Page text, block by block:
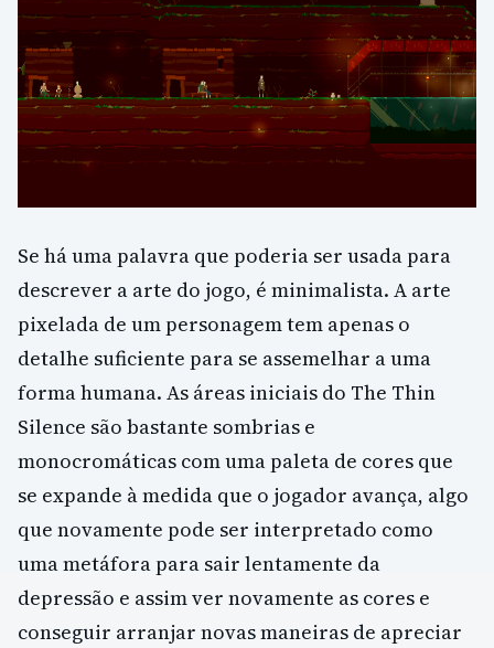
Se há uma palavra que poderia ser usada para
descrever a arte do jogo, é minimalista. A arte
pixelada de um personagem tem apenas o
detalhe suficiente para se assemelhar a uma
forma humana. As áreas iniciais do The Thin
Silence são bastante sombrias e
monocromáticas com uma paleta de cores que
se expande à medida que o jogador avança, algo
que novamente pode ser interpretado como
uma metáfora para sair lentamente da
depressão e assim ver novamente as cores e
conseguir arranjar novas maneiras de apreciar